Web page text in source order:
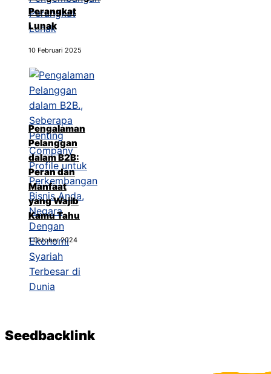
Perangkat
Lunak
10 Februari 2025
Pengalaman
Pelanggan
dalam B2B:
Peran dan
Manfaat
yang Wajib
Kamu Tahu
1 Oktober 2024
Seedbacklink